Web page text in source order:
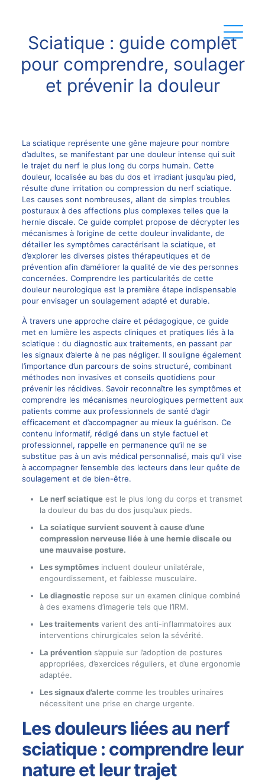
Sciatique : guide complet
pour comprendre, soulager
et prévenir la douleur
La sciatique représente une gêne majeure pour nombre
d’adultes, se manifestant par une douleur intense qui suit
le trajet du nerf le plus long du corps humain. Cette
douleur, localisée au bas du dos et irradiant jusqu’au pied,
résulte d’une irritation ou compression du nerf sciatique.
Les causes sont nombreuses, allant de simples troubles
posturaux à des affections plus complexes telles que la
hernie discale. Ce guide complet propose de décrypter les
mécanismes à l’origine de cette douleur invalidante, de
détailler les symptômes caractérisant la sciatique, et
d’explorer les diverses pistes thérapeutiques et de
prévention afin d’améliorer la qualité de vie des personnes
concernées. Comprendre les particularités de cette
douleur neurologique est la première étape indispensable
pour envisager un soulagement adapté et durable.
À travers une approche claire et pédagogique, ce guide
met en lumière les aspects cliniques et pratiques liés à la
sciatique : du diagnostic aux traitements, en passant par
les signaux d’alerte à ne pas négliger. Il souligne également
l’importance d’un parcours de soins structuré, combinant
méthodes non invasives et conseils quotidiens pour
prévenir les récidives. Savoir reconnaître les symptômes et
comprendre les mécanismes neurologiques permettent aux
patients comme aux professionnels de santé d’agir
efficacement et d’accompagner au mieux la guérison. Ce
contenu informatif, rédigé dans un style factuel et
professionnel, rappelle en permanence qu’il ne se
substitue pas à un avis médical personnalisé, mais qu’il vise
à accompagner l’ensemble des lecteurs dans leur quête de
soulagement et de bien-être.
Le nerf sciatiqueest le plus long du corps et transmet
la douleur du bas du dos jusqu’aux pieds.
La sciatique survient souvent à cause d’une
compression nerveuse liée à une hernie discale ou
une mauvaise posture.
Les symptômesincluent douleur unilatérale,
engourdissement, et faiblesse musculaire.
Le diagnostic repose sur un examen clinique combiné
à des examens d’imagerie tels que l’IRM.
Les traitementsvarient des anti-inflammatoires aux
interventions chirurgicales selon la sévérité.
La préventions’appuie sur l’adoption de postures
appropriées, d’exercices réguliers, et d’une ergonomie
adaptée.
Les signaux d’alertecomme les troubles urinaires
nécessitent une prise en charge urgente.
Les douleurs liées au nerf
sciatique : comprendre leur
nature et leur trajet